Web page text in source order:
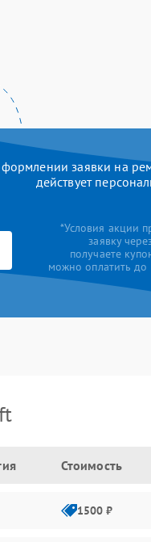
заявки на
действует
*Условия акции
заявку
получаете
можно оплатить до
Стоимость
1500 ₽